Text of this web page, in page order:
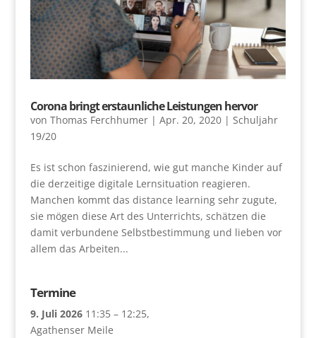
Corona bringt erstaunliche Leistungen hervor
von Thomas Ferchhumer| Apr. 20, 2020| Schuljahr
19/20
Es ist schon faszinierend, wie gut manche Kinder auf
die derzeitige digitale Lernsituation reagieren.
Manchen kommt das distance learning sehr zugute,
sie mögen diese Art des Unterrichts, schätzen die
damit verbundene Selbstbestimmung und lieben vor
allem das Arbeiten...
Termine
9. Juli 2026 11:35 – 12:25,
Agathenser Meile